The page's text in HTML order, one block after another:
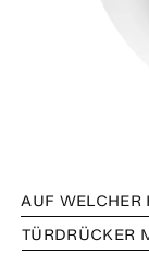
AUF WELCHER
TÜRDRÜCKER